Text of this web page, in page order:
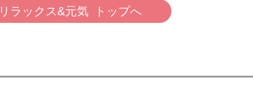
リラックス&元気 トップへ